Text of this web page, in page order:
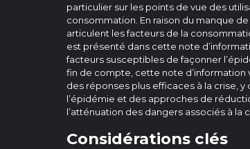
particulier sur les points de vue des
consommation. En raison du manque
articulent les facteurs de la
est présenté dans cette note
facteurs susceptibles de façonner
fin de compte, cette note d’information
des réponses plus efficaces à la crise,
l’épidémie et des approches de
l’atténuation des dangers associés à la
Considérations clés